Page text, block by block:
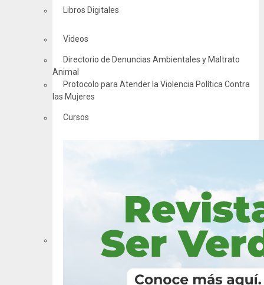
Libros Digitales
Videos
Directorio de Denuncias Ambientales y Maltrato
Animal
Protocolo para Atender la Violencia Política Contra
las Mujeres
Cursos